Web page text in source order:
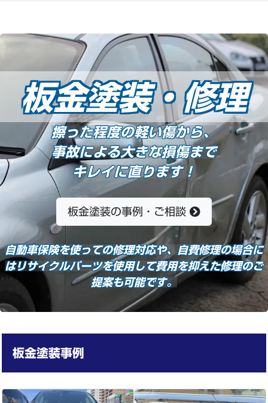
板金塗装・修理
擦った程度の軽い傷から、
事故による大きな損傷まで
キレイに直ります！
板金塗装の事例・ご相談
自動車保険を使っての修理対応や、自費修理の場合に
はリサイクルパーツを使用して費用を抑えた修理のご
提案も可能です。
板金塗装事例